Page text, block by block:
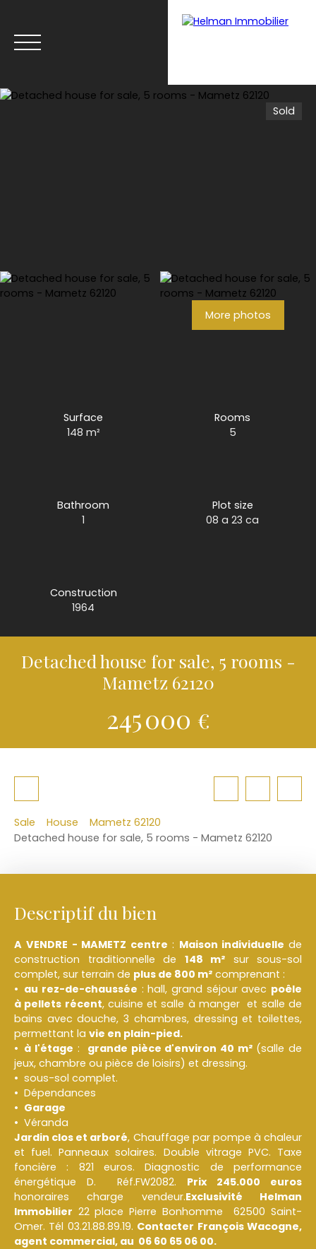
Sold
More photos
Surface
148 m²
Rooms
5
Bathroom
1
Plot size
08 a 23 ca
Construction
1964
Detached house for sale, 5 rooms -
Mametz 62120
245 000 €
Sale House
Mametz 62120
Detached house for sale, 5 rooms - Mametz 62120
Descriptif du bien
A VENDRE - MAMETZ centre : Maison individuelle de
construction traditionnelle de 148 m² sur sous-sol
complet, sur terrain de plus de 800 m² comprenant :
au rez-de-chaussée : hall, grand séjour avec poêle
à pellets récent, cuisine et salle à manger et salle de
bains avec douche, 3 chambres, dressing et toilettes,
permettant la vie en plain-pied.
à l'étage : grande pièce d'environ 40 m²(salle de
jeux, chambre ou pièce de loisirs) et dressing.
sous-sol complet.
Dépendances
Garage
Véranda
Jardin clos et arboré, Chauffage par pompe à chaleur
et fuel. Panneaux solaires. Double vitrage PVC. Taxe
foncière : 821 euros. Diagnostic de performance
énergétique D. Réf.FW2082. Prix 245.000 euros
honoraires charge vendeur.Exclusivité Helman
Immobilier 22 place Pierre Bonhomme 62500 Saint-
Omer. Tél 03.21.88.89.19. Contacter François Wacogne,
agent commercial, au 06 60 65 06 00.